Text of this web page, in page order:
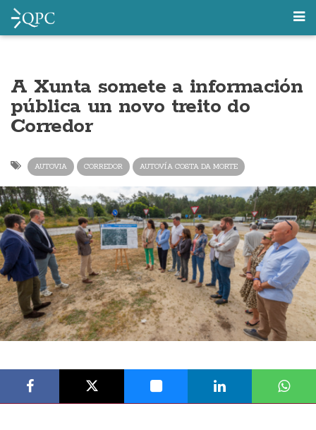
A Xunta somete a información
pública un novo treito do
Corredor
AUTOVIA CORREDOR AUTOVÍA COSTA DA MORTE